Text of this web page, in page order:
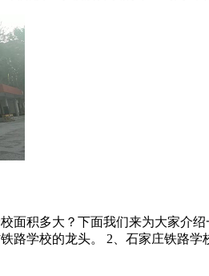
面积多大？下面我们来为大家介
路学校的龙头。 2、石家庄铁路